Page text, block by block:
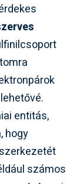
entitás,
hogy
számos